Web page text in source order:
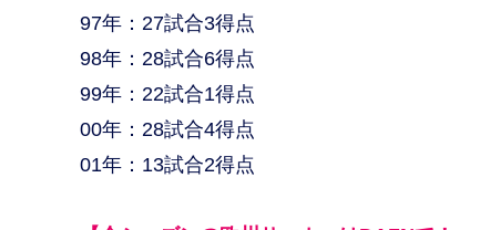
97年：27試合3得点
98年：28試合6得点
99年：22試合1得点
00年：28試合4得点
01年：13試合2得点